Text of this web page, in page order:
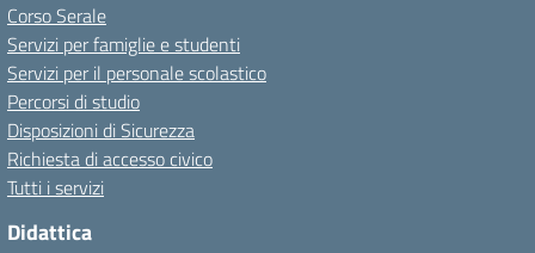
Corso Serale
Servizi per famiglie e studenti
Servizi per il personale scolastico
Percorsi di studio
Disposizioni di Sicurezza
Richiesta di accesso civico
Tutti i servizi
Didattica